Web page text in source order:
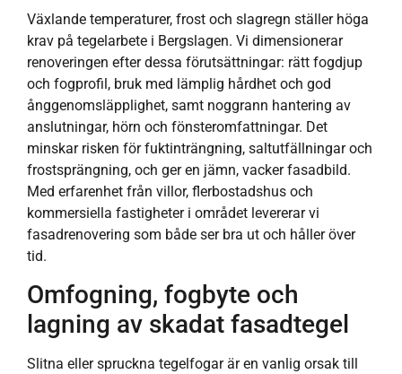
Växlande temperaturer, frost och slagregn ställer höga
krav på tegelarbete i Bergslagen. Vi dimensionerar
renoveringen efter dessa förutsättningar: rätt fogdjup
och fogprofil, bruk med lämplig hårdhet och god
ånggenomsläpplighet, samt noggrann hantering av
anslutningar, hörn och fönsteromfattningar. Det
minskar risken för fuktinträngning, saltutfällningar och
frostsprängning, och ger en jämn, vacker fasadbild.
Med erfarenhet från villor, flerbostadshus och
kommersiella fastigheter i området levererar vi
fasadrenovering som både ser bra ut och håller över
tid.
Omfogning, fogbyte och
lagning av skadat fasadtegel
Slitna eller spruckna tegelfogar är en vanlig orsak till